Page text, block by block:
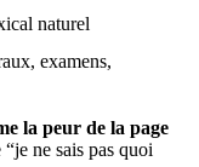
naturel
examens,
la peur de la page
“je ne sais pas quoi